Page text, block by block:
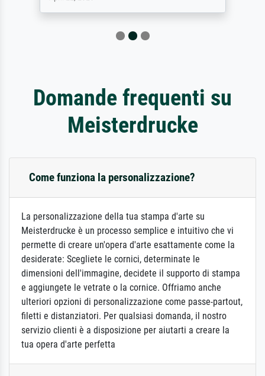
Domande frequenti su
Meisterdrucke
Come funziona la personalizzazione?
La personalizzazione della tua stampa d'arte su
Meisterdrucke è un processo semplice e intuitivo che vi
permette di creare un'opera d'arte esattamente come la
desiderate: Scegliete le cornici, determinate le
dimensioni dell'immagine, decidete il supporto di stampa
e aggiungete le vetrate o la cornice. Offriamo anche
ulteriori opzioni di personalizzazione come passe-partout,
filetti e distanziatori. Per qualsiasi domanda, il nostro
servizio clienti è a disposizione per aiutarti a creare la
tua opera d'arte perfetta